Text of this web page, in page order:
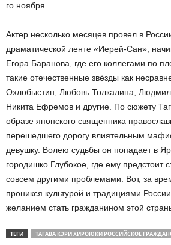
го ноября.
Актер несколько месяцев провел в
драматической ленте «Иерей-Сан»,
Егора Баранова, где его коллегами по
такие отечественные звёзды как
Охлобыстин, Любовь Толкалина,
Никита Ефремов и другие. По сюжету
образе японского священника
перешедшего дорогу влиятельным
девушку. Волею судьбы он попадает в
городишко Глубокое, где ему предстоит
совсем другими проблемами. Вот, за
проникся культурой и традициями
желанием стать гражданином этой
ТЕГИ ТАГАВА КЭРИ ХИРОЮКИ РОССИЙСКОЕ